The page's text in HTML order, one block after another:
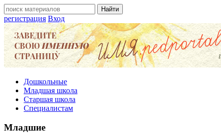
регистрация Вход
Дошкольные
Младшая школа
Старшая школа
Специалистам
Младшие